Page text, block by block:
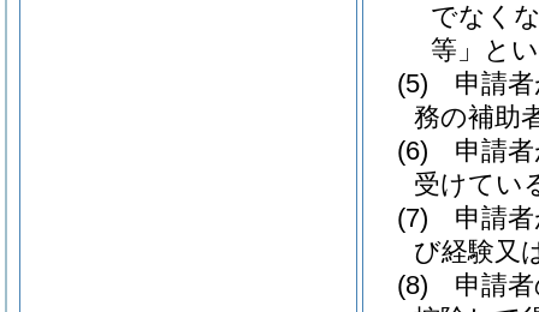
でなく
等」と
(5)
申請
務の補助
(6)
申請
受けてい
(7)
申請
び経験又
(8)
申請